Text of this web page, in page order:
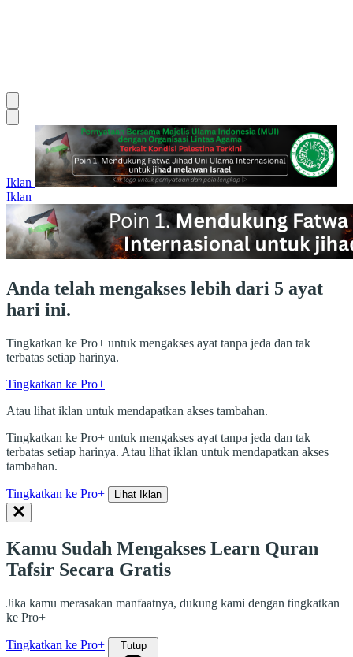
Iklan
Iklan
Anda telah mengakses lebih dari 5 ayat
hari ini.
Tingkatkan ke Pro+ untuk mengakses ayat tanpa jeda dan tak
terbatas setiap harinya.
Tingkatkan ke Pro+
Atau lihat iklan untuk mendapatkan akses tambahan.
Tingkatkan ke Pro+ untuk mengakses ayat tanpa jeda dan tak
terbatas setiap harinya. Atau lihat iklan untuk mendapatkan akses
tambahan.
Tingkatkan ke Pro+ Lihat Iklan
Kamu Sudah Mengakses Learn Quran
Tafsir Secara Gratis
Jika kamu merasakan manfaatnya, dukung kami dengan tingkatkan
ke Pro+
Tingkatkan ke Pro+ Tutup